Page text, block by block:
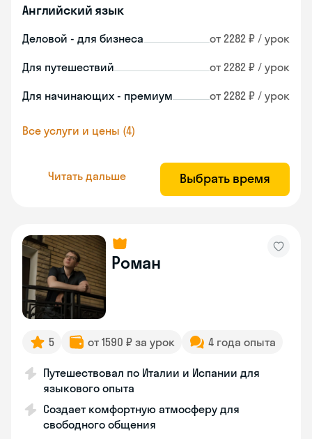
Английский язык
Деловой - для бизнеса от 2282 ₽ / урок
Для путешествий от 2282 ₽ / урок
Для начинающих - премиум от 2282 ₽ / урок
Все услуги и цены (4)
Читать дальше Выбрать время
Роман
5 от 1590 ₽ за урок 4 года опыта
Путешествовал по Италии и Испании для
языкового опыта
Создает комфортную атмосферу для
свободного общения